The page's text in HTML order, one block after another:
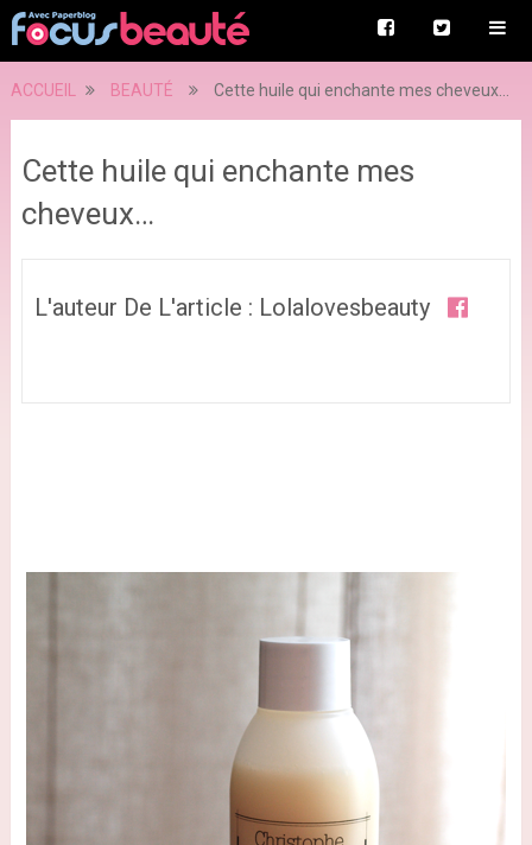
ACCUEIL BEAUTÉ Cette huile qui enchante mes cheveux…
Cette huile qui enchante mes
cheveux…
L'auteur De L'article : Lolalovesbeauty